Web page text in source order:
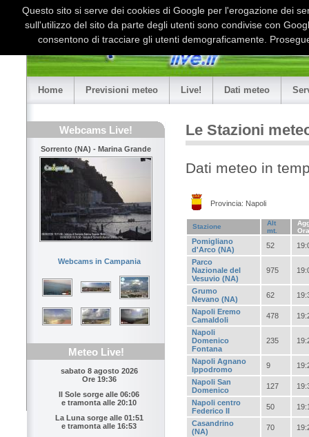
Home Previsioni meteo Live! Dati meteo
Webcams Live!
Sorrento (NA) - Marina Grande
Webcams in Campania
Meteo Live!
sabato 8 agosto 2026
Ore 19:36
Il Sole sorge alle 06:06
e tramonta alle 20:10
La Luna sorge alle 01:51
e tramonta alle 16:53
Le Stazioni
Dati meteo in
Provincia: Napoli
Stazione
Alt
mt.
Ora
Pomigliano
d'Arco (NA)
52
Parco
Nazionale del
Vesuvio (NA)
975
Grumo
Nevano (NA)
62
Napoli Eremo
Camaldoli
478
Napoli
Domenico
Fontana
235
Napoli Agnano
Ippodromo
9
Napoli San
Domenico
127
Napoli centro
Federico II
50
Casandrino
(NA)
70
Questo sito si serve dei cookies di Google per l'erogazione dei
sull'utilizzo del sito da parte degli utenti sono condivise con
consentono di tracciare gli utenti demograficamente.